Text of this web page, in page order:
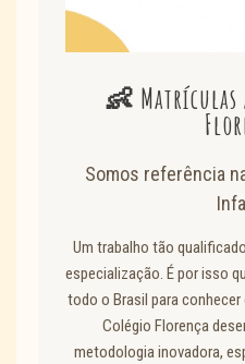
👶 Matrículas
Somos referência
Um trabalho tão
especialização. É por isso
todo o Brasil para
Colégio Florença
metodologia inovadora,